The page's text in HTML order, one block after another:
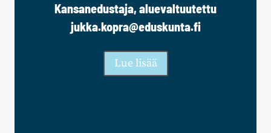
Kansanedustaja, aluevaltuutettu
jukka.kopra@eduskunta.fi
Lue lisää